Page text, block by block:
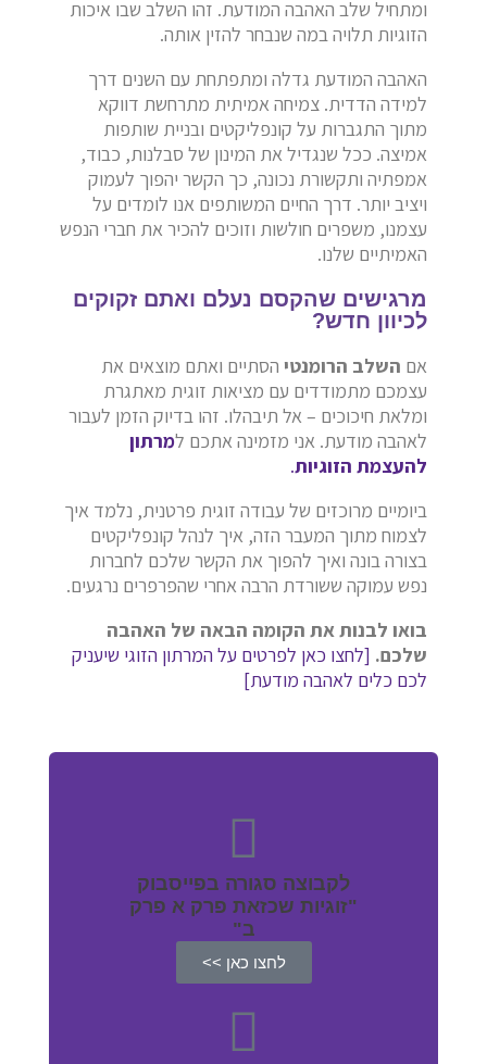
ומתחיל שלב האהבה המודעת. זהו השלב שבו איכות
הזוגיות תלויה במה שנבחר להזין אותה.
האהבה המודעת גדלה ומתפתחת עם השנים דרך
למידה הדדית. צמיחה אמיתית מתרחשת דווקא
מתוך התגברות על קונפליקטים ובניית שותפות
אמיצה. ככל שנגדיל את המינון של סבלנות, כבוד,
אמפתיה ותקשורת נכונה, כך הקשר יהפוך לעמוק
ויציב יותר. דרך החיים המשותפים אנו לומדים על
עצמנו, משפרים חולשות וזוכים להכיר את חברי הנפש
האמיתיים שלנו.
מרגישים שהקסם נעלם ואתם זקוקים
לכיוון חדש?
אם השלב הרומנטי הסתיים ואתם מוצאים את
עצמכם מתמודדים עם מציאות זוגית מאתגרת
ומלאת חיכוכים – אל תיבהלו. זהו בדיוק הזמן לעבור
לאהבה מודעת. אני מזמינה אתכם למרתון
להעצמת הזוגיות.
ביומיים מרוכזים של עבודה זוגית פרטנית, נלמד איך
לצמוח מתוך המעבר הזה, איך לנהל קונפליקטים
בצורה בונה ואיך להפוך את הקשר שלכם לחברות
נפש עמוקה ששורדת הרבה אחרי שהפרפרים נרגעים.
בואו לבנות את הקומה הבאה של האהבה
שלכם. [לחצו כאן לפרטים על המרתון הזוגי שיעניק
לכם כלים לאהבה מודעת]
לקבוצה סגורה בפייסבוק
"זוגיות שכזאת פרק א פרק
ב"
לחצו כאן >>